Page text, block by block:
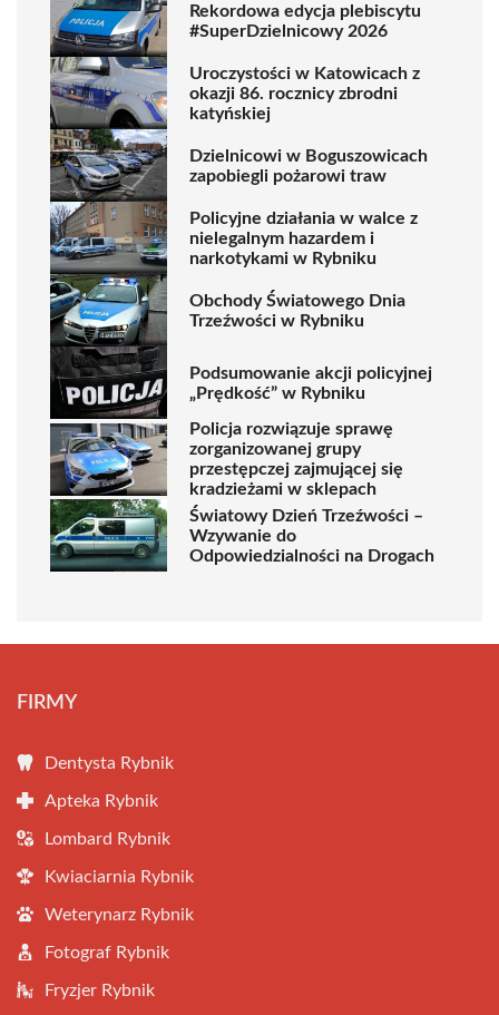
Rekordowa edycja plebiscytu
#SuperDzielnicowy 2026
Uroczystości w Katowicach z
okazji 86. rocznicy zbrodni
katyńskiej
Dzielnicowi w Boguszowicach
zapobiegli pożarowi traw
Policyjne działania w walce z
nielegalnym hazardem i
narkotykami w Rybniku
Obchody Światowego Dnia
Trzeźwości w Rybniku
Podsumowanie akcji policyjnej
„Prędkość” w Rybniku
Policja rozwiązuje sprawę
zorganizowanej grupy
przestępczej zajmującej się
kradzieżami w sklepach
Światowy Dzień Trzeźwości –
Wzywanie do
Odpowiedzialności na Drogach
FIRMY
Dentysta Rybnik
Apteka Rybnik
Lombard Rybnik
Kwiaciarnia Rybnik
Weterynarz Rybnik
Fotograf Rybnik
Fryzjer Rybnik